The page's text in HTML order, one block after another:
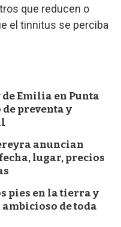
que reducen o
el tinnitus se perciba
Emilia en Punta
de preventa y
anuncian
lugar, precios
pies en la tierra y
ambicioso de toda